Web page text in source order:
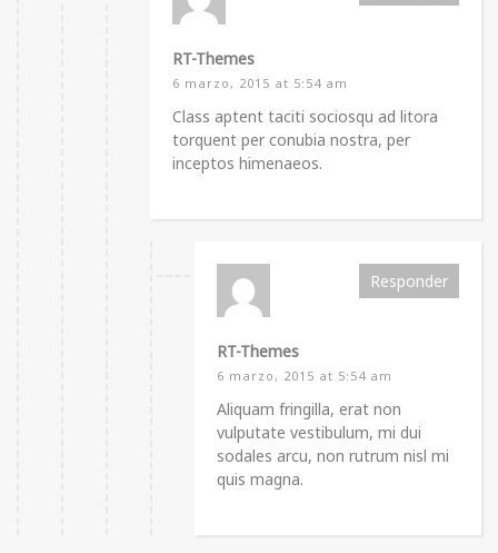
RT-Themes
6 marzo, 2015 at 5:54 am
Class aptent taciti sociosqu ad litora
torquent per conubia nostra, per
inceptos himenaeos.
RT-Themes
6 marzo, 2015 at 5:54 am
Responder
Aliquam fringilla, erat non
vulputate vestibulum, mi dui
sodales arcu, non rutrum nisl mi
quis magna.